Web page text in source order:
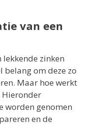
van een
lekkende zinken
belang om deze zo
Maar hoe werkt
Hieronder
worden genomen
en de